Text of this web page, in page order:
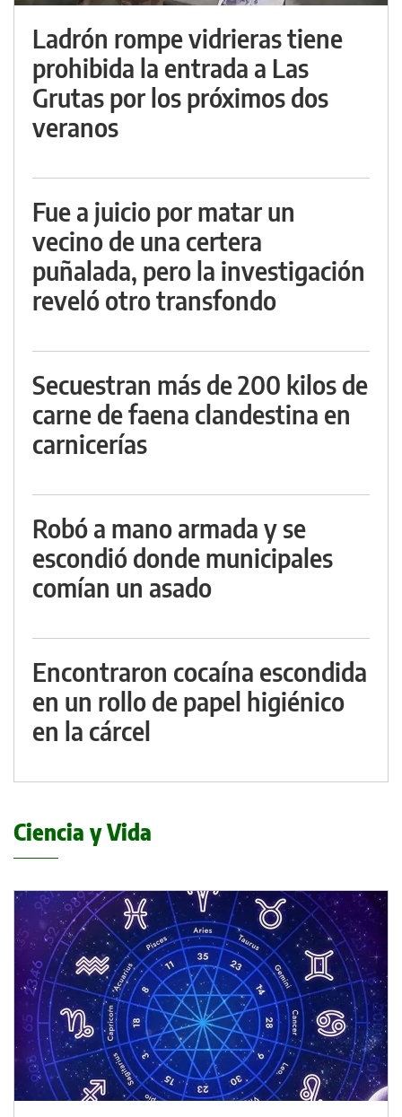
Ladrón rompe vidrieras tiene
prohibida la entrada a Las
Grutas por los próximos dos
veranos
Fue a juicio por matar un
vecino de una certera
puñalada, pero la investigación
reveló otro transfondo
Secuestran más de 200 kilos de
carne de faena clandestina en
carnicerías
Robó a mano armada y se
escondió donde municipales
comían un asado
Encontraron cocaína escondida
en un rollo de papel higiénico
en la cárcel
Ciencia y Vida